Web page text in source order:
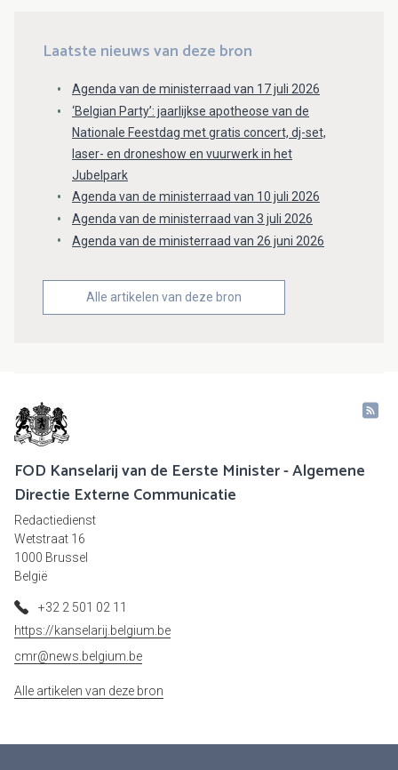
Laatste nieuws van deze bron
Agenda van de ministerraad van 17 juli 2026
‘Belgian Party’: jaarlijkse apotheose van de
Nationale Feestdag met gratis concert, dj-set,
laser- en droneshow en vuurwerk in het
Jubelpark
Agenda van de ministerraad van 10 juli 2026
Agenda van de ministerraad van 3 juli 2026
Agenda van de ministerraad van 26 juni 2026
Alle artikelen van deze bron
FOD Kanselarij van de Eerste Minister - Algemene
Directie Externe Communicatie
Redactiedienst
Wetstraat 16
1000 Brussel
België
+32 2 501 02 11
https://kanselarij.belgium.be
cmr@news.belgium.be
Alle artikelen van deze bron